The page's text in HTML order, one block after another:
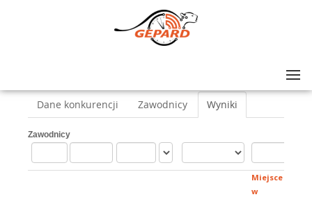
Dane konkurencji Zawodnicy Wyniki
Zawodnicy
Miejsce
w